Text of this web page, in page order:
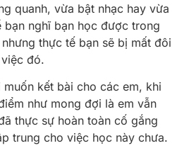
quanh, vừa bật nhạc hay vừa
nghĩ bạn học được trong
thực tế bạn sẽ bị mất đôi
đó.
muốn kết bài cho các em, khi
như mong đợi là em vẫn
thực sự hoàn toàn cố gắng
trung cho việc học này chưa.